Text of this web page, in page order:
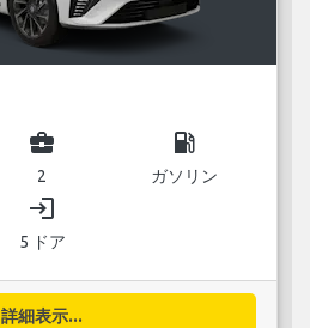
business_center
2
local_gas_station
ガソリン
login
5 ドア
詳細表示...